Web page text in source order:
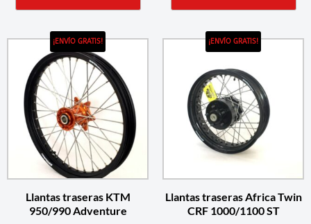
¡ENVÍO GRATIS!
Llantas traseras KTM
950/990 Adventure
¡ENVÍO GRATIS!
Llantas traseras Africa Twin
CRF 1000/1100 ST